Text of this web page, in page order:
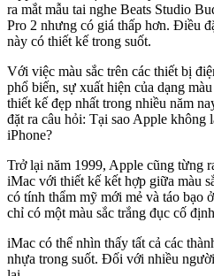
ra mắt mẫu tai nghe Beats Studio
Pro 2 nhưng có giá thấp hơn. Điều
này có thiết kế trong suốt.
Với việc màu sắc trên các thiết bị
phổ biến, sự xuất hiện của dạng
thiết kế đẹp nhất trong nhiều năm
đặt ra câu hỏi: Tại sao Apple không
iPhone?
Trở lại năm 1999, Apple cũng từng
iMac với thiết kế kết hợp giữa màu
có tính thẩm mỹ mới mẻ và táo bạo
chỉ có một màu sắc trắng đục cố
iMac có thể nhìn thấy tất cả các
nhựa trong suốt. Đối với nhiều